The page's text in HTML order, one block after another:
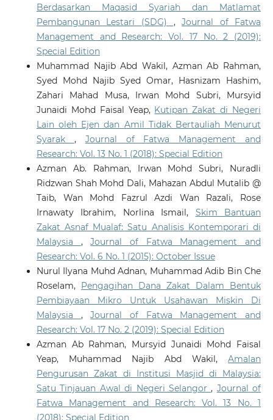
Berdasarkan Maqasid Syariah dan Matlamat
Pembangunan Lestari (SDG) ,Journal of Fatwa
Management and Research: Vol. 17 No. 2 (2019):
Special Edition
Muhammad Najib Abd Wakil, Azman Ab Rahman,
Syed Mohd Najib Syed Omar, Hasnizam Hashim,
Zahari Mahad Musa, Irwan Mohd Subri, Mursyid
Junaidi Mohd Faisal Yeap, Kutipan Zakat di Negeri
Lain oleh Ejen dan Amil Tidak Bertauliah Menurut
Syarak , Journal of Fatwa Management and
Research: Vol. 13 No. 1 (2018): Special Edition
Azman Ab. Rahman, Irwan Mohd Subri, Nuradli
Ridzwan Shah Mohd Dali, Mahazan Abdul Mutalib @
Taib, Wan Mohd Fazrul Azdi Wan Razali, Rose
Irnawaty Ibrahim, Norlina Ismail, Skim Bantuan
Zakat Asnaf Mualaf: Satu Analisis Kontemporari di
Malaysia ,Journal of Fatwa Management and
Research: Vol. 6 No. 1 (2015): October Issue
Nurul Ilyana Muhd Adnan, Muhammad Adib Bin Che
Roselam, Pengagihan Dana Zakat Dalam Bentuk
Pembiayaan Mikro Untuk Usahawan Miskin Di
Malaysia ,Journal of Fatwa Management and
Research: Vol. 17 No. 2 (2019): Special Edition
Azman Ab Rahman, Mursyid Junaidi Mohd Faisal
Yeap, Muhammad Najib Abd Wakil,Amalan
Pengurusan Zakat di Institusi Masjid di Malaysia:
Satu Tinjauan Awal di Negeri Selangor, Journal of
Fatwa Management and Research: Vol. 13 No. 1
(2018): Special Edition